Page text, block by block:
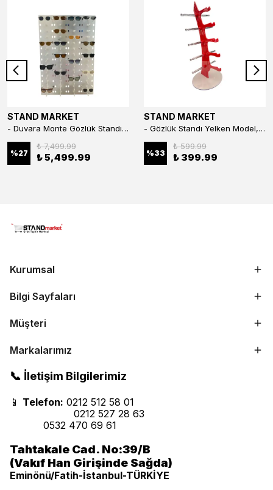
STAND MARKET
- Duvara Monte Gözlük Standı 56'li Pleksi Glass | 99x67 cm Gözlük Teşhir Standı
%27
₺ 7,499.99
₺ 5,499.99
STAND MARKET
- Gözlük Standı Yelken Model, 5 Gözlük Kapasiteli Standı Kırmızı
%33
₺ 599.99
₺ 399.99
Kurumsal
Bilgi Sayfaları
Müşteri
Markalarımız
📞 İletişim Bilgilerimiz
📱 Telefon: 0212 512 58 01
0212 527 28 63
0532 470 69 61
Tahtakale Cad. No:39/B
(Vakıf Han Girişinde Sağda)
Eminönü/Fatih-İstanbul-TÜRKİYE